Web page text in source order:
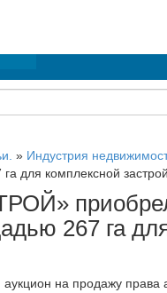
» Индустрия
комплексной
267 га для
аукцион на продажу